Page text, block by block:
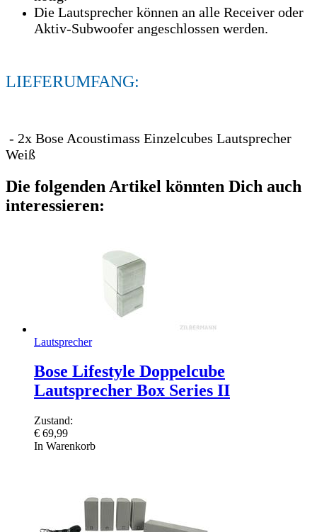
Die Lautsprecher können an alle Receiver oder
Aktiv-Subwoofer angeschlossen werden.
LIEFERUMFANG:
- 2x Bose Acoustimass Einzelcubes Lautsprecher
Weiß
Die folgenden Artikel könnten Dich auch
interessieren:
Lautsprecher
Bose Lifestyle Doppelcube
Lautsprecher Box Series II
Zustand:
€ 69,99
In Warenkorb